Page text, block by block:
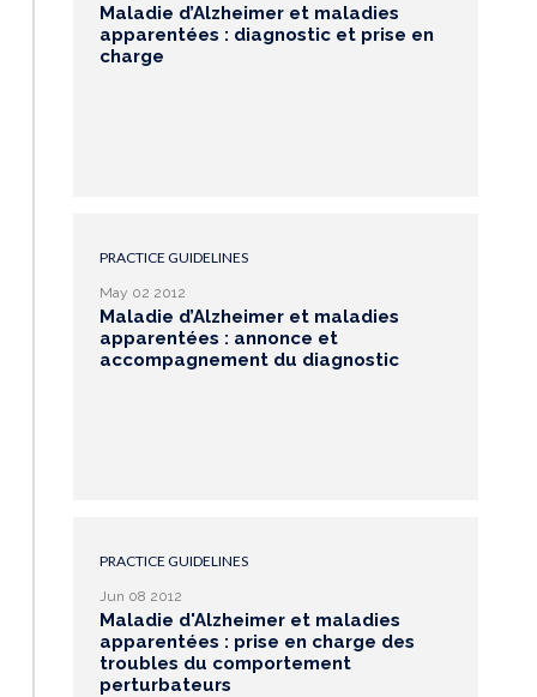
Maladie d’Alzheimer et maladies
apparentées : diagnostic et prise en
charge
PRACTICE GUIDELINES
May 02 2012
Maladie d’Alzheimer et maladies
apparentées : annonce et
accompagnement du diagnostic
PRACTICE GUIDELINES
Jun 08 2012
Maladie d'Alzheimer et maladies
apparentées : prise en charge des
troubles du comportement
perturbateurs